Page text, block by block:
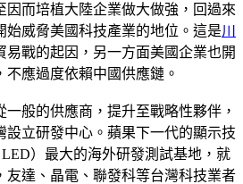
因而培植大陸企業做大做強，回過來
始威脅美國科技產業的地位。這是川
易戰的起因，另一方面美國企業也開
應過度依賴中國供應鏈。
般的供應商，提升至戰略性夥伴，
設立研發中心。蘋果下一代的顯示技
）最大的海外研發測試基地，就
友達、晶電、聯發科等台灣科技業者